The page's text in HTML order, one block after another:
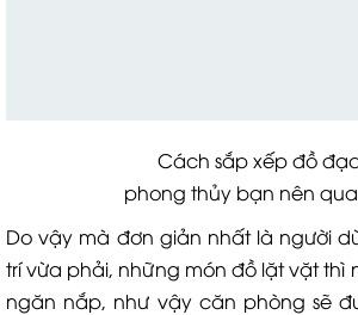
Cách sắp xếp đồ đạc
phong thủy bạn nên
Do vậy mà đơn giản nhất là người
trí vừa phải, những món đồ lặt vặt thì
ngăn nắp, như vậy căn phòng sẽ